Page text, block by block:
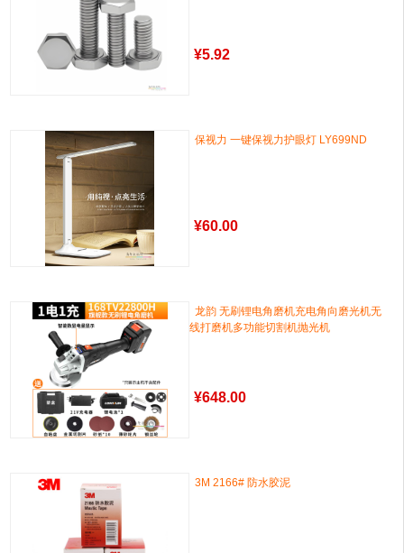
¥5.92
保视力 一键保视力护眼灯 LY699ND
¥60.00
龙韵 无刷锂电角磨机充电角向磨光机无
线打磨机多功能切割机抛光机
¥648.00
3M 2166# 防水胶泥